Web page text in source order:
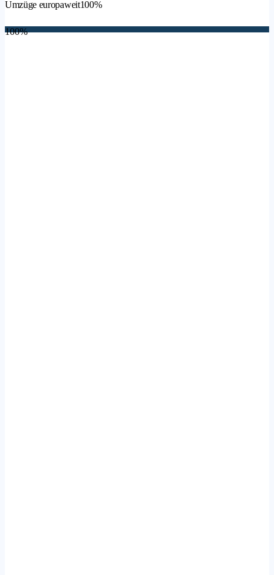
Umzüge europaweit100%
100%